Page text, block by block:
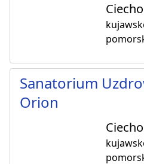
Sanatorium
Orion